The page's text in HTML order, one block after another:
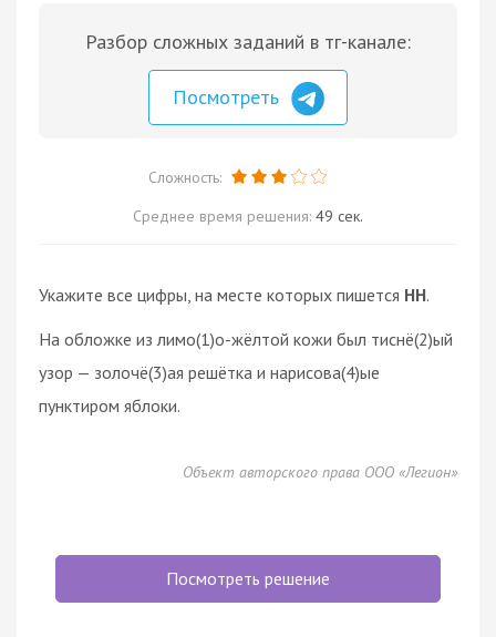
Разбор сложных заданий в тг-канале:
Посмотреть
Сложность:
Среднее время решения: 49 сек.
Укажите все цифры, на месте которых пишется НН.
На обложке из лимо(1)о-жёлтой кожи был тиснё(2)ый
узор — золочё(3)ая решётка и нарисова(4)ые
пунктиром яблоки.
Объект авторского права ООО «Легион»
Посмотреть решение